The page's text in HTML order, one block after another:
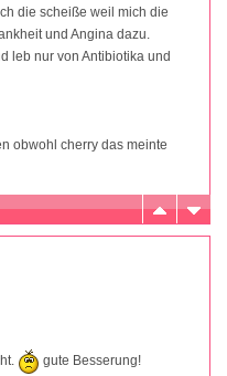
die scheiße weil mich die
und Angina dazu.
leb nur von Antibiotika und
obwohl cherry das meinte
gute Besserung!